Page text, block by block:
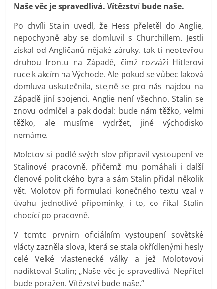
Naše věc je spravedlivá. Vítězství bude naše.
Po chvíli Stalin uvedl, že Hess přeletěl do Anglie,
nepochybně aby se domluvil s Churchillem. Jestli
získal od Angličanů nějaké záruky, tak ti neotevřou
druhou frontu na Západě, čímž rozváží Hitlerovi
ruce k akcím na Východe. Ale pokud se vůbec laková
domluva uskutečnila, stejně se pro nás najdou na
Západě jiní spojenci, Anglie není všechno. Stalin se
znovu odmlčel a pak dodal: bude nám těžko, velmi
těžko, ale musíme vydržet, jiné východisko
nemáme.
Molotov si podlé svých slov připravil vystoupení ve
Stalinové pracovně, přičemž mu pomáhali i další
členové politického byra a sám Stalin přidal několik
vět. Molotov při formulaci konečného textu vzal v
úvahu jednotlivé připomínky, i to, co říkal Stalin
chodící po pracovně.
V tomto prvnirn oficiálním vystoupení sovětské
vlácty zazněla slova, která se stala okřídlenými hesly
celé Velké vlastenecké války a jež Molotovovi
nadiktoval Stalin; „Naše věc je spravedlivá. Nepřítel
bude poražen. Vítězství bude naše.“